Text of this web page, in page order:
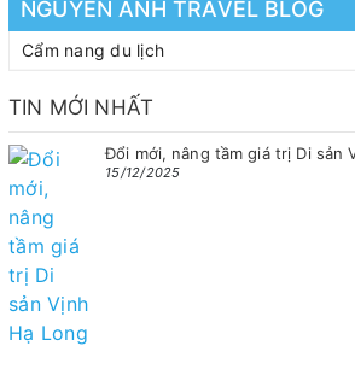
NGUYEN ANH TRAVEL BLOG
Cẩm nang du lịch
TIN MỚI NHẤT
Đổi mới, nâng tầm giá trị Di sản
15/12/2025